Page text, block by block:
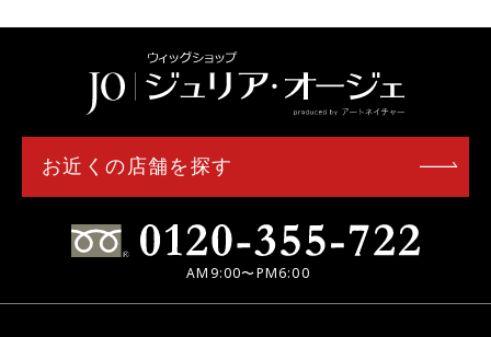
お近くの店舗を探す
AM9:00〜PM6:00